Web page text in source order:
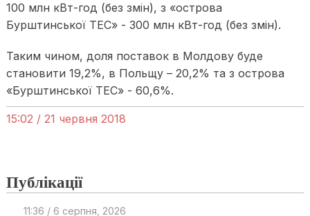
100 млн кВт-год (без змін), з «острова
Бурштинської ТЕС» - 300 млн кВт-год (без змін).
Таким чином, доля поставок в Молдову буде
становити 19,2%, в Польщу – 20,2% та з острова
«Бурштинської ТЕС» - 60,6%.
15:02 / 21 червня 2018
Публікації
11:36 / 6 серпня, 2026